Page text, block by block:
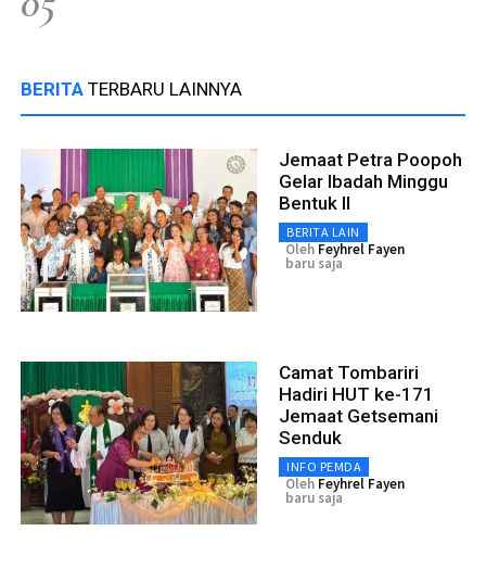
BERITA TERBARU LAINNYA
Jemaat Petra Poopoh
Gelar Ibadah Minggu
Bentuk II
BERITA LAIN
Oleh Feyhrel Fayen
baru saja
Camat Tombariri
Hadiri HUT ke-171
Jemaat Getsemani
Senduk
INFO PEMDA
Oleh Feyhrel Fayen
baru saja